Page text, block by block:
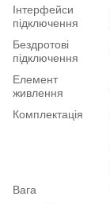
Інтерфейси
підключення
Бездротові
підключення
Елемент
живлення
Комплектація
Вага